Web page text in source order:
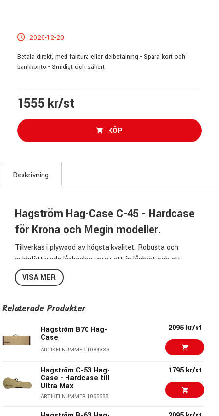
2026-12-20
Betala direkt, med faktura eller delbetalning - Spara kort och
bankkonto - Smidigt och säkert
1555 kr/st
KÖP
Beskrivning
Hagström Hag-Case C-45 - Hardcase
för Krona och Megin modeller.
Tillverkas i plywood av högsta kvalitet. Robusta och
guldplätterade låsbeslag varav ett är låsbart och ett
mjukt, ergonomiskt handtag.
Passar:Krona och Megin modeller
Beige
Tillverkat av robust plywood
Hagström - En svensk klassiker!
VISA MER
Relaterade Produkter
Hagström B70 Hag-
Case
ARTIKELNUMMER 1084333
2095 kr/st
Hagström C-53 Hag-
Case - Hardcase till
Ultra Max
ARTIKELNUMMER 1065688
1795 kr/st